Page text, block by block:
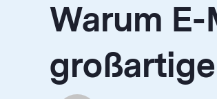
Warum